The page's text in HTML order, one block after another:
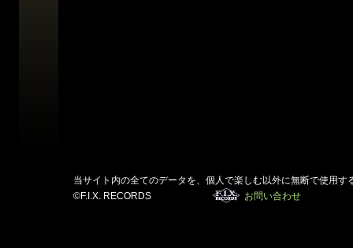
当サイト内の全てのデータを、個人で楽しむ以外に無断で使用す
©F.I.X. RECORDS
お問い合わせ